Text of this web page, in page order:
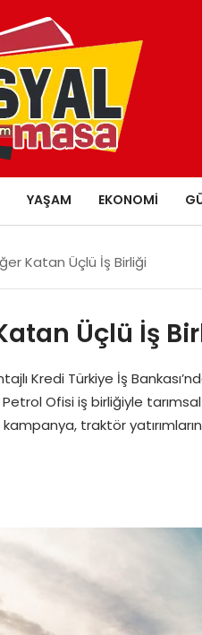
YAŞAM EKONOMI
Katan Üçlü İş Birliği
Üçlü İş
Kredi Türkiye İş
Petrol Ofisi iş birliğiyle
traktör